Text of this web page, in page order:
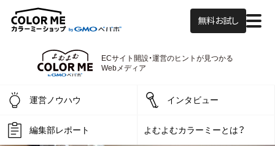
無料お試し
よむよむカラーミー
ECサイト開設・運営のヒントが見つかる
Webメディア
運営ノウハウ インタビュー
編集部レポート よむよむカラーミーとは？